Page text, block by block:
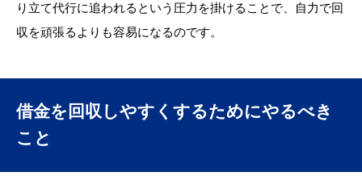
り立て代行に追われるという圧力を掛けることで、自力で回
収を頑張るよりも容易になるのです。
借金を回収しやすくするためにやるべき
こと